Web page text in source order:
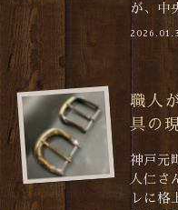
が、中
職人
具の
神戸元
人仁さ
レに格